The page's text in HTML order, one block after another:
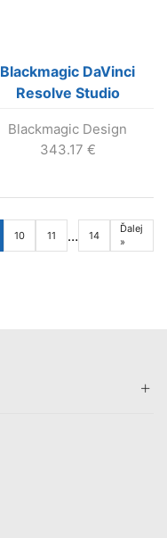
Blackmagic DaVinci
Resolve Studio
Blackmagic Design
343.17 €
10 11 … 14
Ďalej
»